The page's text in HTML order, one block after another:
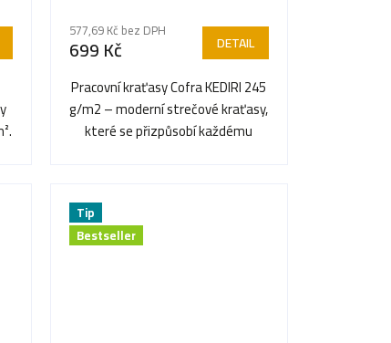
hodnocení
produktu
je
5,0
z
577,69 Kč bez DPH
699 Kč DETAIL
Pracovní kraťasy Cofra KEDIRI 245
g/m2 – moderní strečové kraťasy,
které se přizpůsobí každému
Tip
Bestseller